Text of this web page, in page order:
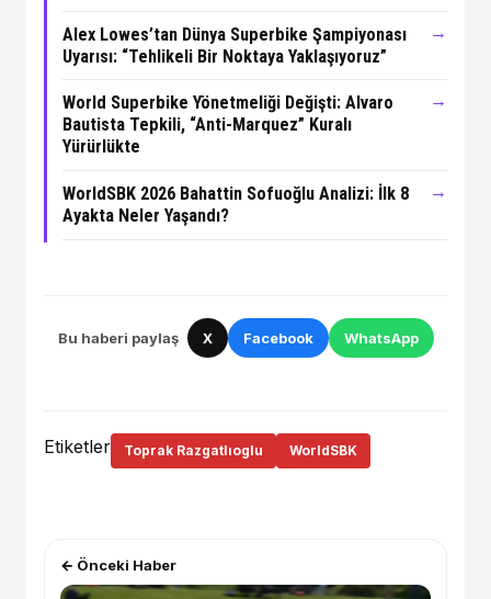
Alex Lowes’tan Dünya Superbike Şampiyonası
Uyarısı: “Tehlikeli Bir Noktaya Yaklaşıyoruz”
→
World Superbike Yönetmeliği Değişti: Alvaro
Bautista Tepkili, “Anti-Marquez” Kuralı
Yürürlükte
→
WorldSBK 2026 Bahattin Sofuoğlu Analizi: İlk 8
Ayakta Neler Yaşandı?
→
Bu haberi paylaş X Facebook WhatsApp
Etiketler Toprak Razgatlıoglu WorldSBK
← Önceki Haber